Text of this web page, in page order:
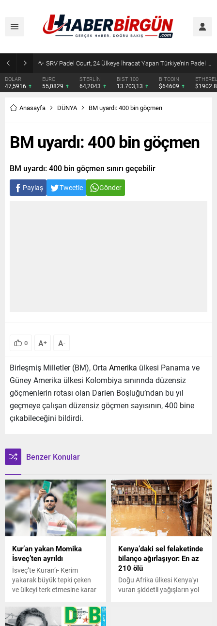
SRV Padel Court, 24 Ülkeye İhracat Yapan Türkiye’nin Padel Kortu Üretim Gücü
DOLAR
47,5916
EURO
55,0829
STERLİN
64,2043
BIST 100
13.703,13
BITCOIN
$64609
Anasayfa DÜNYA BM uyardı: 400 bin göçmen
BM uyardı: 400 bin göçmen
BM uyardı: 400 bin göçmen sınırı geçebilir
Paylaş Tweetle Gönder
0 A+ A-
Birleşmiş Milletler (BM), Orta Amerika ülkesi Panama ve
Güney Amerika ülkesi Kolombiya sınırında düzensiz
göçmenlerin rotası olan Darien Boşluğu’ndan bu yıl
geçmeye çalışan düzensiz göçmen sayısının, 400 bine
çıkabileceğini bildirdi.
Benzer Konular
Kur’an yakan Momika
İsveç’ten ayrıldı
İsveç’te Kuran’ı- Kerim
yakarak büyük tepki çeken
ve ülkeyi terk etmesine karar
Momika’nın, Norveç’e
gideceği bildirildi.
Kenya’daki sel felaketinde
bilanço ağırlaşıyor: En az
210 ölü
Doğu Afrika ülkesi Kenya'yı
vuran şiddetli yağışların yol